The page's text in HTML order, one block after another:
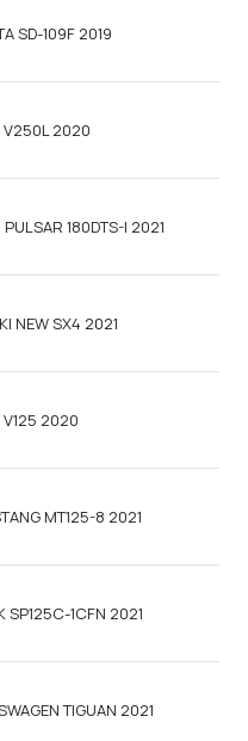
SD-109F 2019
V250L 2020
PULSAR 180DTS-I 2021
NEW SX4 2021
V125 2020
MT125-8 2021
SP125C-1CFN 2021
TIGUAN 2021